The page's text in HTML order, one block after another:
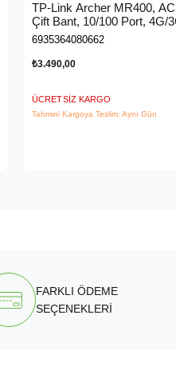
TP-Link Archer MR400,
Çift Bant, 10/100 Port, 4G/
Kablosuz 4G LTE Router
6935364080662
₺3.490,00
ÜCRETSIZ KARGO
Tahmini Kargoya Teslim: Aynı Gün
FARKLI ÖDEME
SEÇENEKLERİ